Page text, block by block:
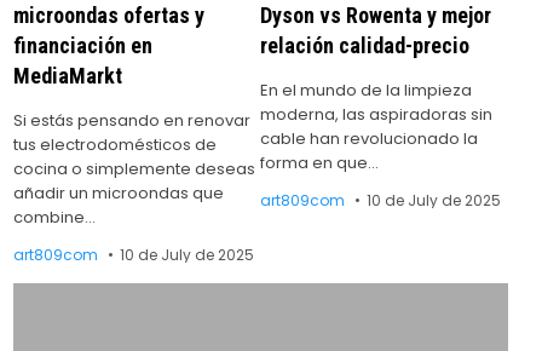
microondas ofertas y
financiación en
MediaMarkt
Si estás pensando en renovar
tus electrodomésticos de
cocina o simplemente deseas
añadir un microondas que
combine…
art809com 10 de July de 2025
Dyson vs Rowenta y mejor
relación calidad-precio
En el mundo de la limpieza
moderna, las aspiradoras sin
cable han revolucionado la
forma en que…
art809com 10 de July de 2025